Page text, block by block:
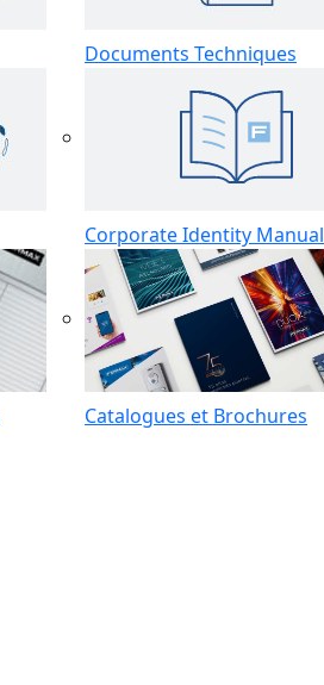
Documents Techniques
Corporate Identity Manual
Catalogues et Brochures